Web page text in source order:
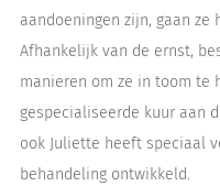
aandoeningen zijn, gaan
Afhankelijk van de ernst,
manieren om ze in toom te
gespecialiseerde kuur aan
ook Juliette heeft speciaal
behandeling ontwikkeld.